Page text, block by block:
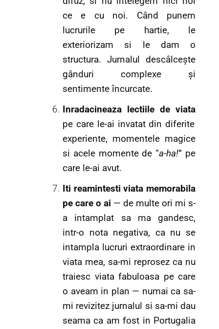
ce e cu noi. Când punem
lucrurile pe hartie, le
exteriorizam si le dam o
structura. Jurnalul descâlcește
gânduri complexe și
sentimente încurcate.
Inradacineaza lectiile de viata
pe care le-ai invatat din diferite
experiente, momentele magice
si acele momente de “a-ha!” pe
care le-ai avut.
Iti reamintesti viata memorabila
pe care o ai — de multe ori mi s-
a intamplat sa ma gandesc,
intr-o nota negativa, ca nu se
intampla lucruri extraordinare in
viata mea, sa-mi reprosez ca nu
traiesc viata fabuloasa pe care
o aveam in plan — numai ca sa-
mi revizitez jurnalul si sa-mi dau
seama ca am fost in Portugalia